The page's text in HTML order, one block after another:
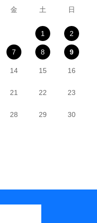
金 土 日
1 2
7 8 9
14 15 16
21 22 23
28 29 30